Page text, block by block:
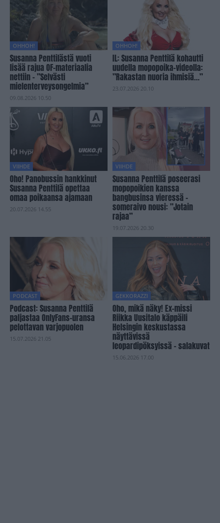
OHHOH!
Susanna Penttilästä vuoti
lisää rajua OF-materiaalia
nettiin – ”Selvästi
mielenterveysongelmia”
09.08.2026 10.50
OHHOH!
IL: Susanna Penttilä kohautti
uudella mopopoika-videolla:
”Rakastan nuoria ihmisiä…”
23.07.2026 20.10
VIIHDE
Oho! Panobussin hankkinut
Susanna Penttilä opettaa
omaa poikaansa ajamaan
20.07.2026 14.55
VIIHDE
Susanna Penttilä poseerasi
mopopoikien kanssa
bangbusinsa vieressä –
someraivo nousi: ”Jotain
rajaa”
19.07.2026 20.30
PODCAST
Podcast: Susanna Penttilä
paljastaa OnlyFans-uransa
pelottavan varjopuolen
15.07.2026 21.05
GEKKORAZZI
Oho, mikä näky! Ex-missi
Riikka Uusitalo käppäili
Helsingin keskustassa
näyttävissä
leopardipöksyissä – salakuvat
15.06.2026 17.00